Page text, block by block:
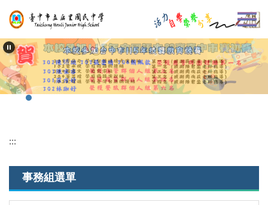
跳
到
要
內
容
區
:::
事務組選單